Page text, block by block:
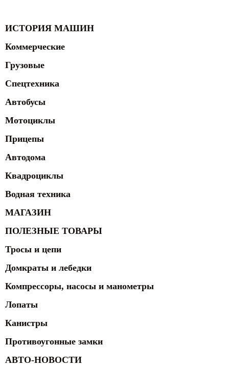
ИСТОРИЯ МАШИН
Коммерческие
Грузовые
Спецтехника
Автобусы
Мотоциклы
Прицепы
Автодома
Квадроциклы
Водная техника
МАГАЗИН
ПОЛЕЗНЫЕ ТОВАРЫ
Тросы и цепи
Домкраты и лебедки
Компрессоры, насосы и манометры
Лопаты
Канистры
Противоугонные замки
АВТО-НОВОСТИ